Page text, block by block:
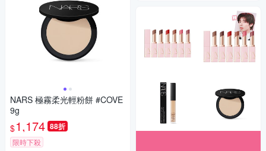
NARS 極霧柔光輕粉餅 #COVE
9g
$1,174 88折
限時下殺